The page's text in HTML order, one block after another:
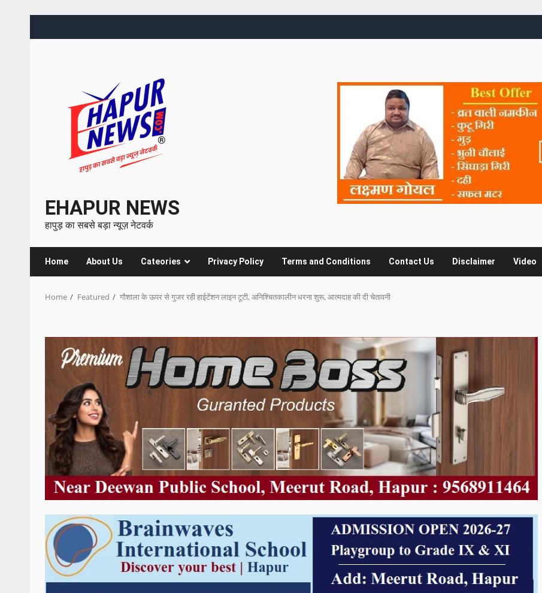
EHAPUR NEWS
हापुड़ का सबसे बड़ा न्यूज़ नेटवर्क
Home About Us Cateories Privacy Policy Terms and Conditions Contact Us Disclaimer Video
Home Featured गौशाला के ऊपर से गुजर रही हाईटेंशन लाइन टूटी, अनिश्चितकालीन धरना शुरू, आत्मदाह की दी चेतावनी